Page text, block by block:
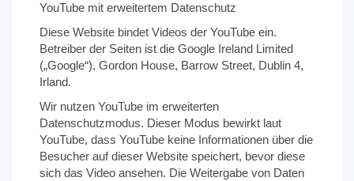
YouTube mit erweitertem Datenschutz
Diese Website bindet Videos der YouTube ein.
Betreiber der Seiten ist die Google Ireland Limited
(„Google“), Gordon House, Barrow Street, Dublin 4,
Irland.
Wir nutzen YouTube im erweiterten
Datenschutzmodus. Dieser Modus bewirkt laut
YouTube, dass YouTube keine Informationen über die
Besucher auf dieser Website speichert, bevor diese
sich das Video ansehen. Die Weitergabe von Daten